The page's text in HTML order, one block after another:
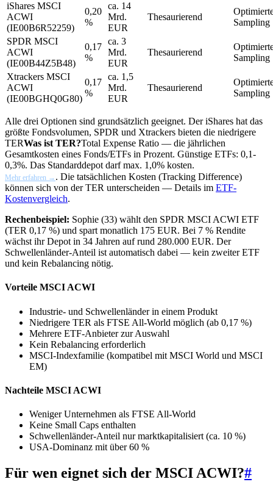
iShares MSCI
ACWI
(IE00B6R52259)
0,20
%
ca. 14
Mrd.
EUR
Thesaurierend
Sampling
SPDR MSCI
ACWI
(IE00B44Z5B48)
0,17
%
ca. 3
Mrd.
EUR
Thesaurierend
Sampling
Xtrackers MSCI
ACWI
(IE00BGHQ0G80)
0,17
%
ca. 1,5
Mrd.
EUR
Thesaurierend
Sampling
Alle drei Optionen sind grundsätzlich geeignet. Der iShares hat das
größte Fondsvolumen, SPDR und Xtrackers bieten die niedrigere
TERWas ist TER?Total Expense Ratio — die jährlichen
Gesamtkosten eines Fonds/ETFs in Prozent. Günstige ETFs: 0,1-
0,3%. Das Standarddepot darf max. 1,0% kosten.
Mehr erfahren → . Die tatsächlichen Kosten (Tracking Difference)
können sich von der TER unterscheiden — Details im ETF-
Kostenvergleich.
Rechenbeispiel: Sophie (33) wählt den SPDR MSCI ACWI ETF
(TER 0,17 %) und spart monatlich 175 EUR. Bei 7 % Rendite
wächst ihr Depot in 34 Jahren auf rund 280.000 EUR. Der
Schwellenländer-Anteil ist automatisch dabei — kein zweiter ETF
und kein Rebalancing nötig.
Vorteile MSCI ACWI
Industrie- und Schwellenländer in einem Produkt
Niedrigere TER als FTSE All-World möglich (ab 0,17 %)
Mehrere ETF-Anbieter zur Auswahl
Kein Rebalancing erforderlich
MSCI-Indexfamilie (kompatibel mit MSCI World und MSCI
EM)
Nachteile MSCI ACWI
Weniger Unternehmen als FTSE All-World
Keine Small Caps enthalten
Schwellenländer-Anteil nur marktkapitalisiert (ca. 10 %)
USA-Dominanz mit über 60 %
Für wen eignet sich der MSCI ACWI?#